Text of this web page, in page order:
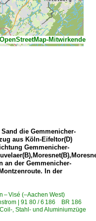
Mitwirkende
die Gemmenicher-
aus Köln-Eifeltor(D)
Gemmenicher-
an der Gemmenicher-
In der
– Visé (–Aachen West)
| 91 80 / 6 186 BR 186
, Stahl- und Aluminiumzüge